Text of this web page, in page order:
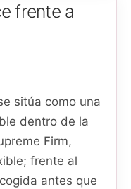
frente a
sitúa como una
dentro de la
Firm,
frente al
antes que